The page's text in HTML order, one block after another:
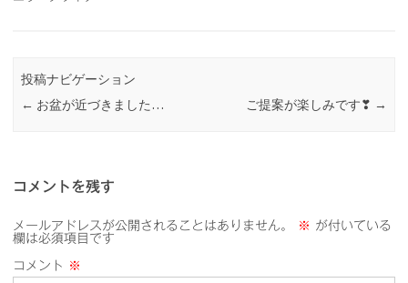
投稿ナビゲーション
← お盆が近づきました… ご提案が楽しみです❣ →
コメントを残す
メールアドレスが公開されることはありません。 ※ が付いている
欄は必須項目です
コメント ※